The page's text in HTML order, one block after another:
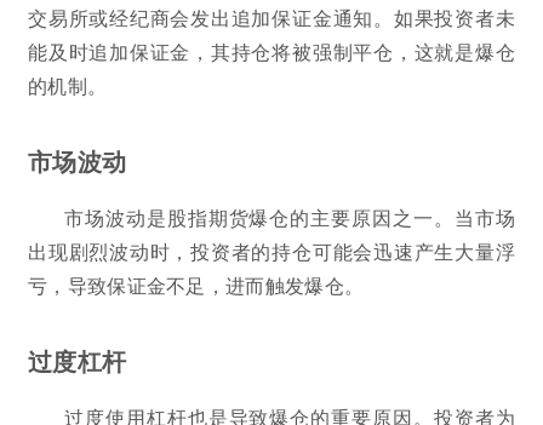
交易所或经纪商会发出追加保证金通知。如果投资者未
能及时追加保证金，其持仓将被强制平仓，这就是爆仓
的机制。
市场波动
市场波动是股指期货爆仓的主要原因之一。当市场
出现剧烈波动时，投资者的持仓可能会迅速产生大量浮
亏，导致保证金不足，进而触发爆仓。
过度杠杆
过度使用杠杆也是导致爆仓的重要原因。投资者为